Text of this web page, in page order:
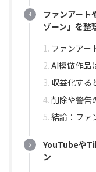
ファンアート
ゾーン」を整
ファンアー
AI模倣作品
収益化する
削除や警告
結論：ファ
YouTubeや
ン